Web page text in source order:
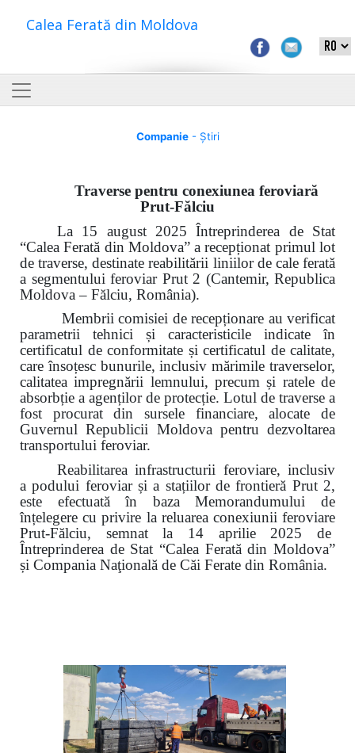
Calea Ferată din Moldova
Companie- Știri
Traverse pentru conexiunea feroviară
Prut-Fălciu
La 15 august 2025 Întreprinderea de Stat
“Calea Ferată din Moldova” a recepționat primul lot
de traverse, destinate reabilitării liniilor de cale ferată
a segmentului feroviar Prut 2 (Cantemir, Republica
Moldova – Fălciu, România).
Membrii comisiei de recepționare au verificat
parametrii tehnici și caracteristicile indicate în
certificatul de conformitate și certificatul de calitate,
care însoțesc bunurile, inclusiv mărimile traverselor,
calitatea impregnării lemnului, precum și ratele de
absorbție a agenților de protecție. Lotul de traverse a
fost procurat din sursele financiare, alocate de
Guvernul Republicii Moldova pentru dezvoltarea
transportului feroviar.
Reabilitarea infrastructurii feroviare, inclusiv
a podului feroviar și a stațiilor de frontieră Prut 2,
este efectuată în baza Memorandumului de
înțelegere cu privire la reluarea conexiunii feroviare
Prut-Fălciu, semnat la 14 aprilie 2025 de
Întreprinderea de Stat “Calea Ferată din Moldova”
și Compania Naţională de Căi Ferate din România.